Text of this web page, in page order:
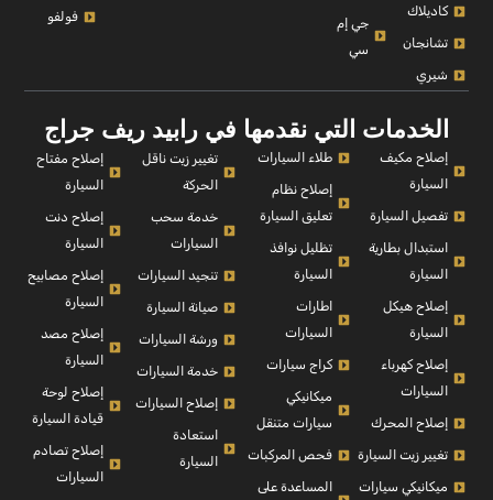
كاديلاك
تشانجان
شيري
جي إم
سي
فولفو
الخدمات التي نقدمها في رابيد ريف جراج
إصلاح مكيف
السيارة
تفصيل السيارة
استبدال بطارية
السيارة
إصلاح هيكل
السيارة
إصلاح كهرباء
السيارات
إصلاح المحرك
تغيير زيت السيارة
ميكانيكي سيارات
طلاء السيارات
إصلاح نظام
تعليق السيارة
تظليل نوافذ
السيارة
اطارات
السيارات
كراج سيارات
ميكانيكي
سيارات متنقل
فحص المركبات
المساعدة على
تغيير زيت ناقل
الحركة
خدمة سحب
السيارات
تنجيد السيارات
صيانة السيارة
ورشة السيارات
خدمة السيارات
إصلاح السيارات
استعادة
السيارة
إصلاح مفتاح
السيارة
إصلاح دنت
السيارة
إصلاح مصابيح
السيارة
إصلاح مصد
السيارة
إصلاح لوحة
قيادة السيارة
إصلاح تصادم
السيارات